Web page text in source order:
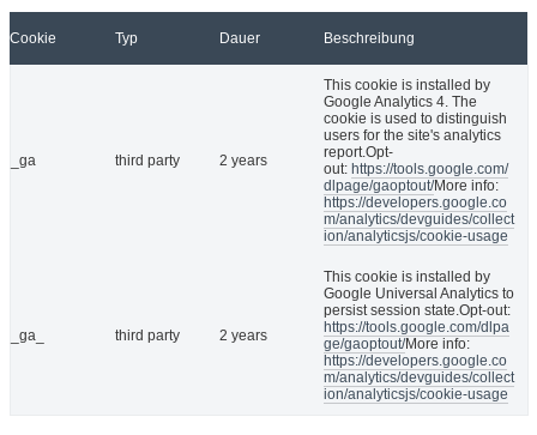
Cookie Typ Dauer Beschreibung
_ga third party 2 years
This cookie is installed by
Google Analytics 4. The
cookie is used to distinguish
users for the site's analytics
report.Opt-
out: https://tools.google.com/
dlpage/gaoptout/More info:
https://developers.google.co
m/analytics/devguides/collect
ion/analyticsjs/cookie-usage
_ga_ third party 2 years
This cookie is installed by
Google Universal Analytics to
persist session state.Opt-out:
https://tools.google.com/dlpa
ge/gaoptout/More info:
https://developers.google.co
m/analytics/devguides/collect
ion/analyticsjs/cookie-usage